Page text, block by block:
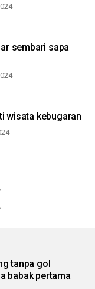
sembari sapa
wisata kebugaran
tanpa gol
babak pertama